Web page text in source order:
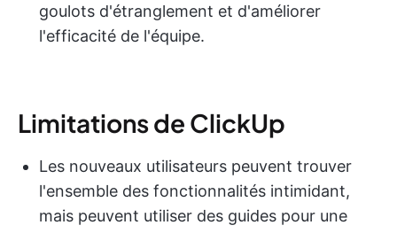
goulots d'étranglement et d'améliorer
l'efficacité de l'équipe.
Limitations de ClickUp
Les nouveaux utilisateurs peuvent trouver
l'ensemble des fonctionnalités intimidant,
mais peuvent utiliser des guides pour une